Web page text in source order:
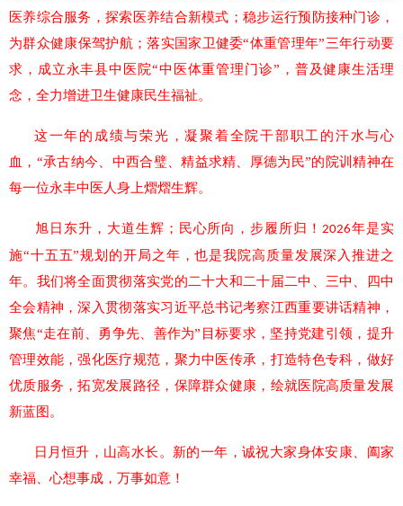
医养综合服务，探索医养结合新模式；稳步运行预防接种门诊，
为群众健康保驾护航； 落实国家卫健委“体重管理年”三年行动要
求，成立永丰县中医院“中医体重管理门诊”，普及健康生活理
念， 全力增进卫生健康民生福祉。
这一年的成绩与荣光，凝聚着全院干部职工的汗水与心
血， “承古纳今、中西合璧、精益求精、厚德为民”的院训精神在
每一位永丰中医人身上熠熠生辉。
‌旭日东升，大道生辉；民心所向，步履所归！ 2026年是实
施“十五五”规划的开局之年，也是我院高质量发展深入推进之
年。我们将全面贯彻落实党的二十大和二十届二中、三中、四中
全会精神，深入贯彻落实习近平总书记考察江西重要讲话精神，
聚焦“走在前、勇争先、善作为”目标要求，坚持党建引领，提升
管理效能，强化医疗规范，聚力中医传承，打造特色专科，做好
优质服务，拓宽发展路径，保障群众健康，绘就医院高质量发展
新蓝图。
日月恒升，山高水长。新的一年，诚祝大家身体安康、阖家
幸福、心想事成，万事如意！